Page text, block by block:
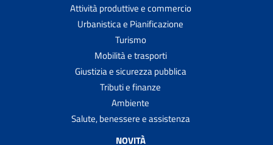
Attività produttive e commercio
Urbanistica e Pianificazione
Turismo
Mobilità e trasporti
Giustizia e sicurezza pubblica
Tributi e finanze
Ambiente
Salute, benessere e assistenza
NOVITÀ